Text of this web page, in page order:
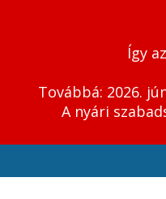
Így
Továbbá: 2026.
A nyári